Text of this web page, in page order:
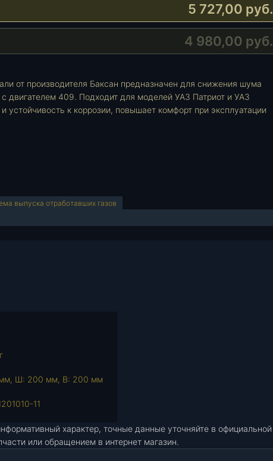
5 727,00 руб.
4 980,00 руб.
от производителя Баксан предназначен для снижения шума
двигателем 409. Подходит для моделей УАЗ Патриот и УАЗ
устойчивость к коррозии, повышает комфорт при эксплуатации
выпуска отработавших газов
Ш: 200 мм, В: 200 мм
11
характер, точные данные уточняйте в официальной
или обращением в интернет магазин.